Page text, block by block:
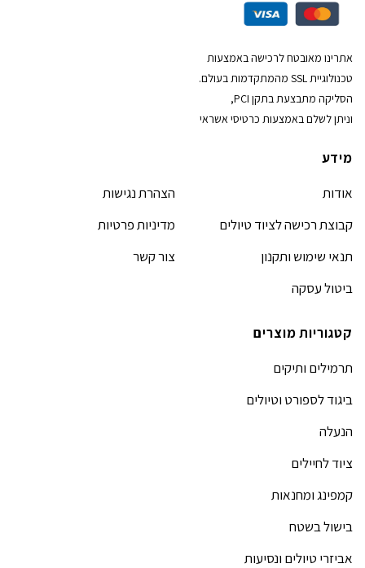
אתרינו מאובטח לרכישה באמצעות
טכנולוגיית SSL מהמתקדמות בעולם.
הסליקה מתבצעת בתקן PCI,
וניתן לשלם באמצעות כרטיסי אשראי
מידע
אודות
קבוצת רכישה לציוד טיולים
תנאי שימוש ותקנון
ביטול עסקה
הצהרת נגישות
מדיניות פרטיות
צור קשר
קטגוריות מוצרים
תרמילים ותיקים
ביגוד לספורט וטיולים
הנעלה
ציוד לחיילים
קמפינג ומחנאות
בישול בשטח
אביזרי טיולים ונסיעות